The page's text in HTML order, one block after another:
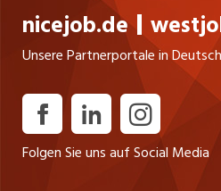
nicejob.de
Unsere Partnerportale in
Folgen Sie uns auf Social Media